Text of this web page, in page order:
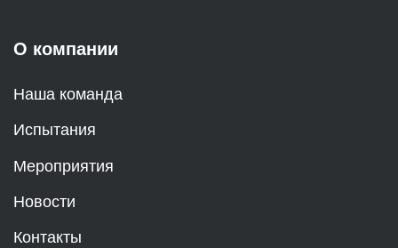
О компании
Наша команда
Испытания
Мероприятия
Новости
Контакты